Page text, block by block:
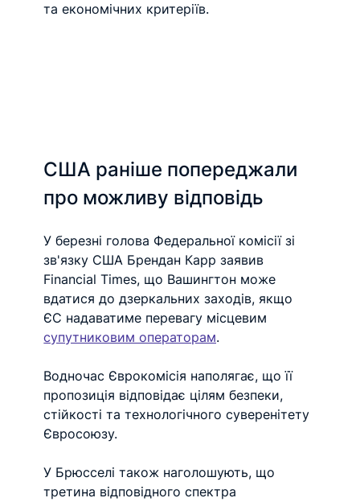
та економічних критеріїв.
США раніше попереджали
про можливу відповідь
У березні голова Федеральної комісії зі
зв'язку США Брендан Карр заявив
Financial Times, що Вашингтон може
вдатися до дзеркальних заходів, якщо
ЄС надаватиме перевагу місцевим
супутниковим операторам.
Водночас Єврокомісія наполягає, що її
пропозиція відповідає цілям безпеки,
стійкості та технологічного суверенітету
Євросоюзу.
У Брюсселі також наголошують, що
третина відповідного спектра